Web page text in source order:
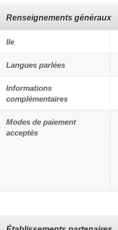
Renseignements généraux
Ile
Langues parlées
Informations
complémentaires
Modes de paiement
acceptés